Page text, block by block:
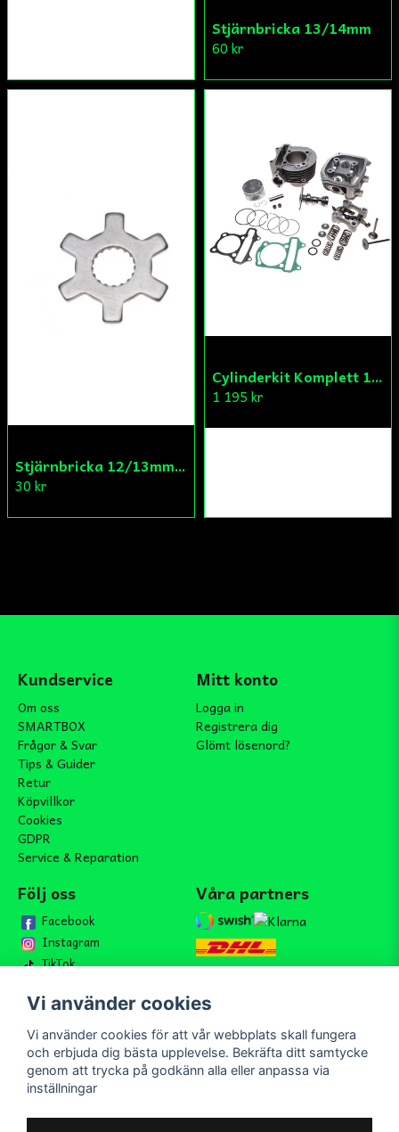
Stjärnbricka 13/14mm
60 kr
Stjärnbricka 12/13mm Yttre Remskiva
30 kr
Cylinderkit Komplett 150cc GY6
1 195 kr
Kundservice
Om oss
SMARTBOX
Frågor & Svar
Tips & Guider
Retur
Köpvillkor
Cookies
GDPR
Service & Reparation
Mitt konto
Logga in
Registrera dig
Glömt lösenord?
Följ oss
Facebook
Instagram
TikTok
Våra partners
Bli medlem i vårt nyhetsbrev
email
Mejladress Skicka
Bli medlem i vårt nyhetsbrev och ta del av våra nyheter och
Vi använder cookies
Vi använder cookies för att vår webbplats skall fungera
och erbjuda dig bästa upplevelse. Bekräfta ditt samtycke
genom att trycka på godkänn alla eller anpassa via
inställningar